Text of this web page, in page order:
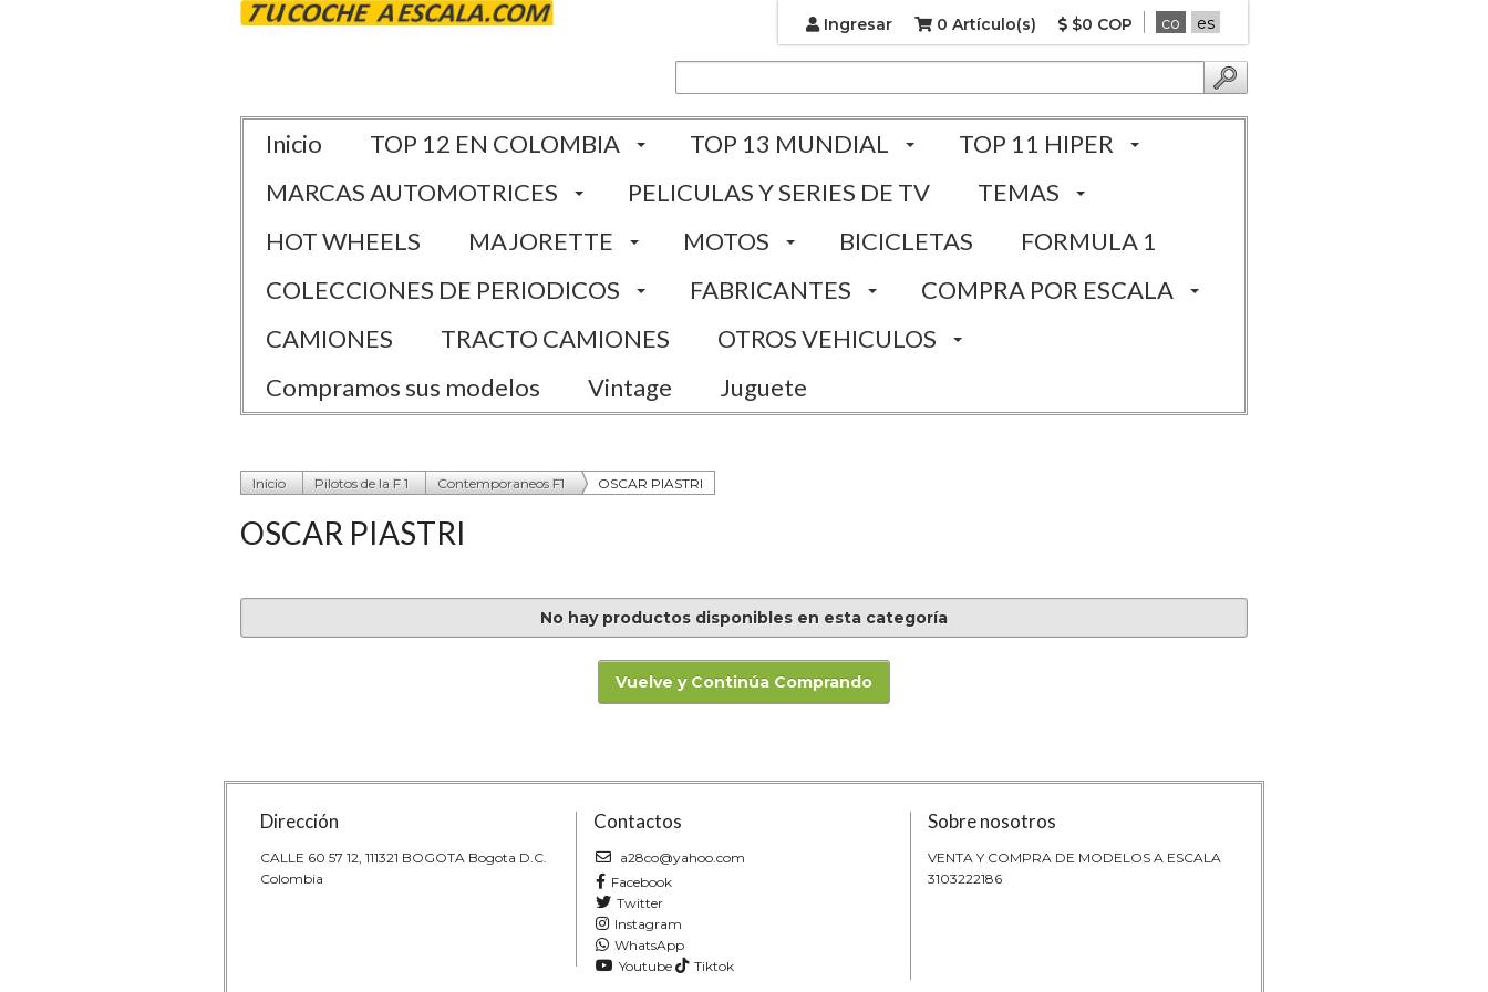
Ingresar 0 Artículo(s) $0 COP co es
Inicio TOP 12 EN COLOMBIA TOP 13 MUNDIAL
TOP 11 HIPER
MARCAS AUTOMOTRICES
PELICULAS Y SERIES DE TV
TEMAS
HOT WHEELS
MAJORETTE MOTOS BICICLETAS
FORMULA 1
COLECCIONES DE PERIODICOS
FABRICANTES
COMPRA POR ESCALA
CAMIONES
TRACTO CAMIONES
OTROS VEHICULOS
Compramos sus modelos
Vintage Juguete
Inicio Pilotos de la F 1 Contemporaneos F1 OSCAR PIASTRI
OSCAR PIASTRI
No hay productos disponibles en esta categoría
Vuelve y Continúa Comprando
Dirección
CALLE 60 57 12, 111321 BOGOTA Bogota D.C.
Colombia
Contactos
a28co@yahoo.com
Facebook
Twitter
Instagram
WhatsApp
Youtube
Tiktok
Sobre nosotros
VENTA Y COMPRA DE MODELOS A ESCALA
3103222186